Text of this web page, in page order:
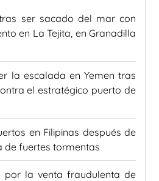
ser sacado del mar con
en La Tejita, en Granadilla
la escalada en Yemen tras
el estratégico puerto de
en Filipinas después de
de fuertes tormentas
por la venta fraudulenta de